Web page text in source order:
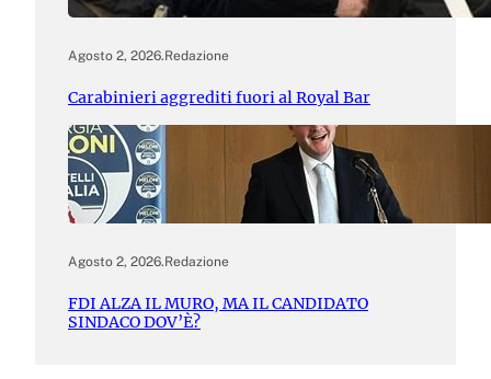
Agosto 2, 2026.Redazione
Carabinieri aggrediti fuori al Royal Bar
Agosto 2, 2026.Redazione
FDI ALZA IL MURO, MA IL CANDIDATO
SINDACO DOV’È?